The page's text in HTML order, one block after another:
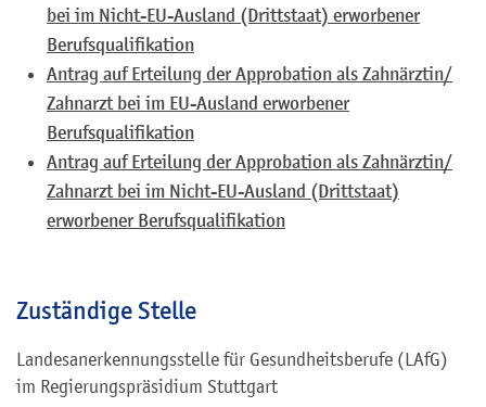
bei im Nicht-EU-Ausland (Drittstaat) erworbener
Berufsqualifikation
Antrag auf Erteilung der Approbation als Zahnärztin/
Zahnarzt bei im EU-Ausland erworbener
Berufsqualifikation
Antrag auf Erteilung der Approbation als Zahnärztin/
Zahnarzt bei im Nicht-EU-Ausland (Drittstaat)
erworbener Berufsqualifikation
Zuständige Stelle
Landesanerkennungsstelle für Gesundheitsberufe (LAfG)
im Regierungspräsidium Stuttgart